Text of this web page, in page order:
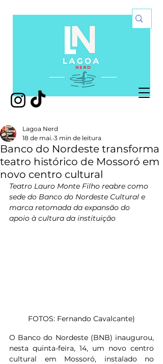
Banco do Nordeste transforma
teatro histórico de Mossoró em
novo centro cultural
Lagoa Nerd
18 de mai. 3 min de leitura
Teatro Lauro Monte Filho reabre como
sede do Banco do Nordeste Cultural e
marca retomada da expansão do
apoio à cultura da instituição
FOTOS: Fernando Cavalcante)
O Banco do Nordeste (BNB) inaugurou,
nesta quinta-feira, 14, um novo centro
cultural em Mossoró, instalado no